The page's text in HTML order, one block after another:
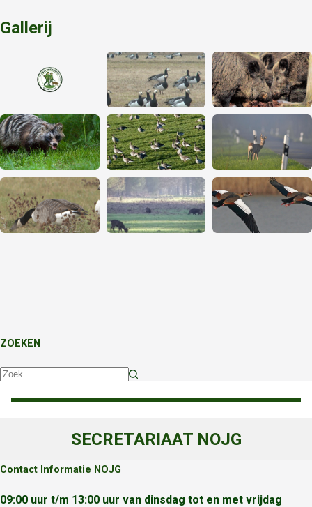
Gallerij
ZOEKEN
SECRETARIAAT NOJG
Contact Informatie NOJG
09:00 uur t/m 13:00 uur van dinsdag tot en met vrijdag